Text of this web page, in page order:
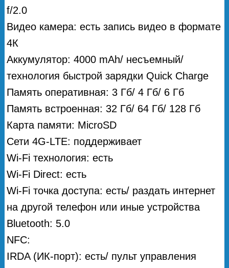
f/2.0
Видео камера: есть запись видео в формате
4К
Аккумулятор: 4000 mAh/ несъемный/
технология быстрой зарядки Quick Charge
Память оперативная: 3 Гб/ 4 Гб/ 6 Гб
Память встроенная: 32 Гб/ 64 Гб/ 128 Гб
Карта памяти: MicroSD
Сети 4G-LTE: поддерживает
Wi-Fi технология: есть
Wi-Fi Direct: есть
Wi-Fi точка доступа: есть/ раздать интернет
на другой телефон или иные устройства
Bluetooth: 5.0
NFC:
IRDA (ИК-порт): есть/ пульт управления